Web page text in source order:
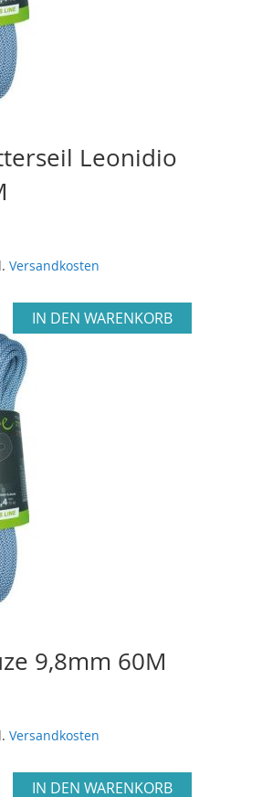
Leonidio
Versandkosten
IN DEN WARENKORB
9,8mm 60M
Versandkosten
IN DEN WARENKORB